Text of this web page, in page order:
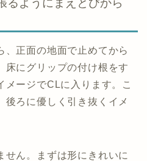
、正面の地面で止めてから
床にグリップの付け根をす
メージでCLに入ります。こ
後ろに優しく引き抜くイメ
せん。まずは形にきれいに